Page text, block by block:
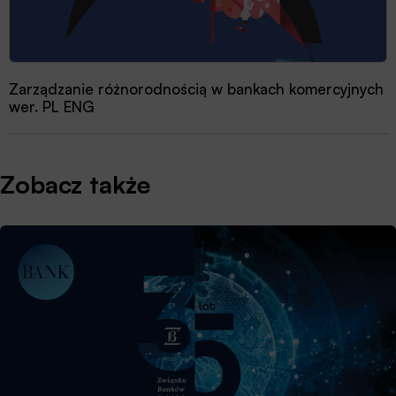
Zarządzanie różnorodnością w bankach komercyjnych
wer. PL ENG
Zobacz także